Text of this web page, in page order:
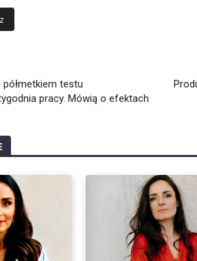
testu
pracy. Mówią o efektach